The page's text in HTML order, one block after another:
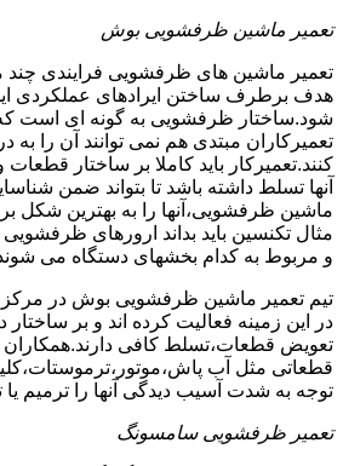
تعمیر ماشین ظرفشویی بوش
تعمیر ماشین های ظرفشویی فرایندی چند
هدف برطرف ساختن ایرادهای عملکردی
شود.ساختار ظرفشویی به گونه ای است
تعمیرکاران مبتدی هم نمی توانند آن را به
کنند.تعمیرکار باید کاملا بر ساختار
آنها تسلط داشته باشد تا بتواند ضمن
ماشین ظرفشویی،آنها را به بهترین شکل
مثال تکنسین باید بداند ارورهای
و مربوط به کدام بخشهای دستگاه می
تیم تعمیر ماشین ظرفشویی بوش در مرکز
در این زمینه فعالیت کرده اند و بر
تعویض قطعات،تسلط کافی
قطعاتی مثل آب
توجه به شدت آسیب دیدگی آنها را ترمیم
تعمیر ظرفشویی سامسونگ